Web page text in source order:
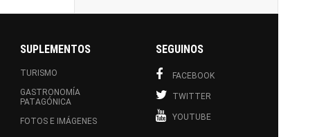
SUPLEMENTOS
TURISMO
GASTRONOMÍA
PATAGÓNICA
FOTOS E IMÁGENES
SEGUINOS
FACEBOOK
TWITTER
YOUTUBE